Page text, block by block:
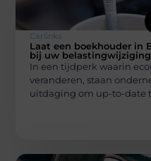
Carlinks
Laat een boekhouder in
bij uw
In een tijdperk waarin
veranderen, staan
uitdaging om up-to-date